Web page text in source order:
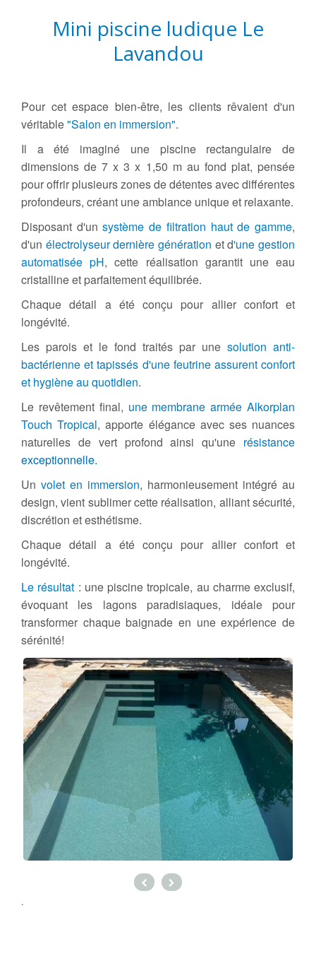
Mini piscine ludique Le
Lavandou
Pour cet espace bien-être, les clients rêvaient d'un
véritable"Salon en immersion".
Il a été imaginé une piscine rectangulaire de
dimensions de 7 x 3 x 1,50 m au fond plat, pensée
pour offrir plusieurs zones de détentes avec différentes
profondeurs, créant une ambiance unique et relaxante.
Disposant d'unsystème de filtration haut de gamme,
d'un électrolyseur dernière génération et d'une gestion
automatisée pH, cette réalisation garantit une eau
cristalline et parfaitement équilibrée.
Chaque détail a été conçu pour allier confort et
longévité.
Les parois et le fond traités par une solution anti-
bactérienne et tapissés d'une feutrine assurent confort
et hygiène au quotidien.
Le revêtement final, une membrane armée Alkorplan
Touch Tropical, apporte élégance avec ses nuances
naturelles de vert profond ainsi qu'une résistance
exceptionnelle.
Un volet en immersion, harmonieusement intégré au
design, vient sublimer cette réalisation, alliant sécurité,
discrétion et esthétisme.
Chaque détail a été conçu pour allier confort et
longévité.
Le résultat : une piscine tropicale, au charme exclusif,
évoquant les lagons paradisiaques, idéale pour
transformer chaque baignade en une expérience de
sérénité!
.